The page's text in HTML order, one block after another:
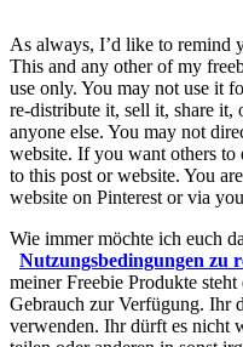
As always, I’d like to remind
This and any other of my
use only. You may not use it
re-distribute it, sell it, share
anyone else. You may not
website. If you want others to
to this post or website. You
website on Pinterest or via
Wie immer möchte ich euch
Nutzungsbedingungen zu
meiner Freebie Produkte
Gebrauch zur Verfügung. Ihr
verwenden. Ihr dürft es nicht